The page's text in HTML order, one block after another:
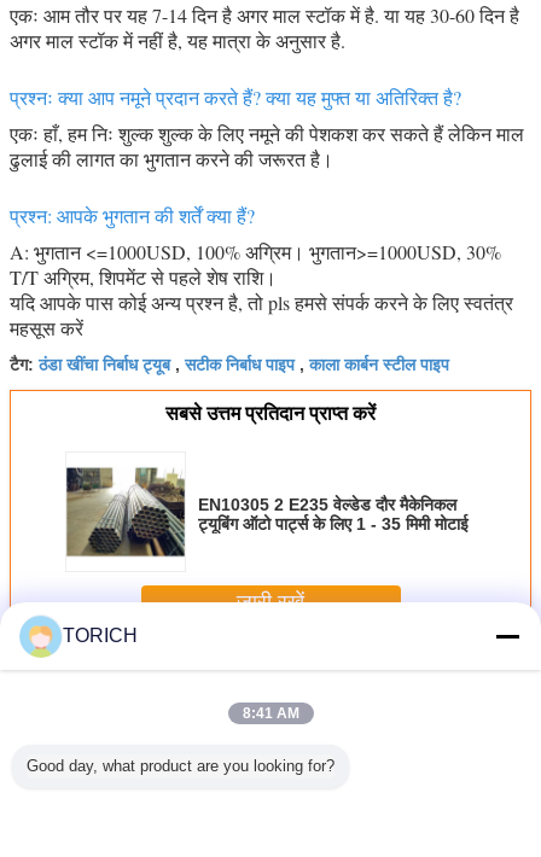
एकः आम तौर पर यह 7-14 दिन है अगर माल स्टॉक में है. या यह 30-60 दिन है
अगर माल स्टॉक में नहीं है, यह मात्रा के अनुसार है.
प्रश्नः क्या आप नमूने प्रदान करते हैं? क्या यह मुफ्त या अतिरिक्त है?
एकः हाँ, हम निः शुल्क शुल्क के लिए नमूने की पेशकश कर सकते हैं लेकिन माल
ढुलाई की लागत का भुगतान करने की जरूरत है।
प्रश्न: आपके भुगतान की शर्तें क्या हैं?
A: भुगतान <=1000USD, 100% अग्रिम। भुगतान>=1000USD, 30%
T/T अग्रिम, शिपमेंट से पहले शेष राशि।
यदि आपके पास कोई अन्य प्रश्न है, तो pls हमसे संपर्क करने के लिए स्वतंत्र
महसूस करें
टैग:ठंडा खींचा निर्बाध ट्यूब,सटीक निर्बाध पाइप,काला कार्बन स्टील पाइप
सबसे उत्तम प्रतिदान प्राप्त करें
EN10305 2 E235 वेल्डेड दौर मैकेनिकल
ट्यूबिंग ऑटो पार्ट्स के लिए 1 - 35 मिमी मोटाई
जारी रखें
अधिकनिर्बाध प्रेसिजन स्टील ट्यूब
TORICH
8:41 AM
Good day, what product are you looking for?